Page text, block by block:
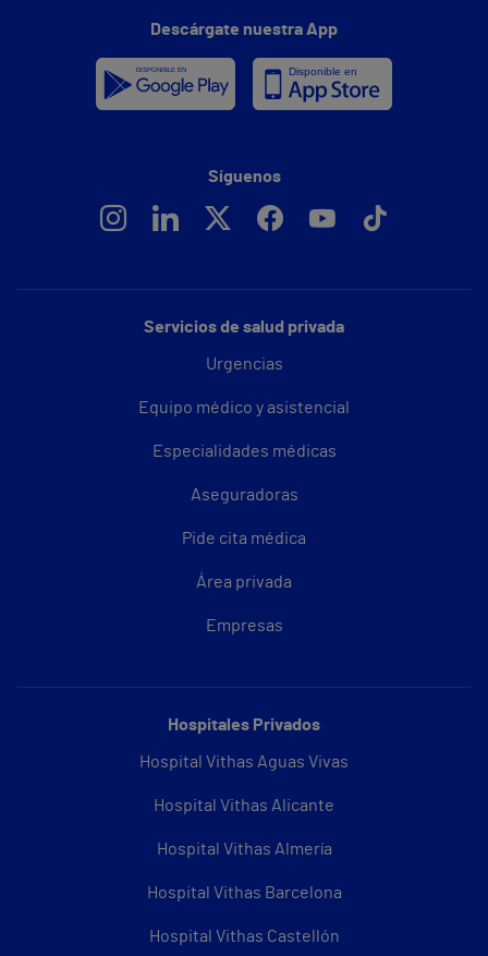
Servicios de salud privada
Urgencias
Equipo médico y asistencial
Especialidades médicas
Aseguradoras
Pide cita médica
Área privada
Empresas
Hospitales Privados
Hospital Vithas Aguas Vivas
Hospital Vithas Alicante
Hospital Vithas Almería
Hospital Vithas Barcelona
Hospital Vithas Castellón
Descárgate nuestra App
Síguenos